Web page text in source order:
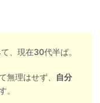
、現在30代半ば。
無理はせず、
自分
。